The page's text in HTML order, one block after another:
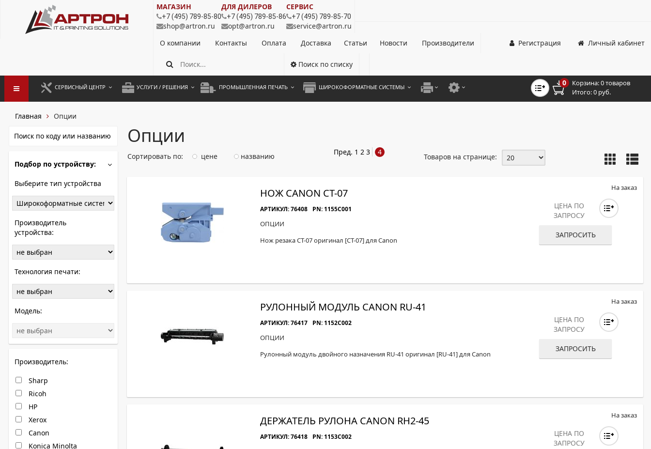
МАГАЗИН
+7 (495) 789-85-80
shop@artron.ru
ДЛЯ ДИЛЕРОВ
+7 (495) 789-85-86
opt@artron.ru
СЕРВИС
+7 (495) 789-85-70
service@artron.ru
О компании
Контакты Оплата Доставка Статьи Новости Производители Личный кабинет
Регистрация
Поиск по списку
СЕРВИСНЫЙ ЦЕНТР
РЕГЛАМЕНТНЫЕ РАБОТЫ
ПРОФИЛАКТИКА И ТО
РАЗОВЫЕ РЕМОНТЫ
УСЛУГИ / РЕШЕНИЯ
ПОКОПИЙНАЯ ПЕЧАТЬ
КОНТРОЛЬ ПЕЧАТИ
ПРОМЫШЛЕННАЯ ПЕЧАТЬ ШИРОКОФОРМАТНЫЕ СИСТЕМЫ
А4 МОНОХРОМНЫЕ
0 Корзина:0 товаров
Итого:0 руб.
Главная Опции
Подбор по устройству:
Выберите тип устройства
Производитель
устройства:
Технология печати:
Модель:
Производитель:
Sharp
Ricoh
HP
Xerox
Canon
Konica Minolta
Опции
Сортировать по: цене названию Пред. 1 2 3 4
Товаров на странице:
НОЖ CANON CT-07
АРТИКУЛ: 76408 PN: 1155C001
ОПЦИИ
Нож резака CT-07 оригинал [CT-07] для Canon
На заказ
ЦЕНА ПО
ЗАПРОСУ
ЗАПРОСИТЬ
РУЛОННЫЙ МОДУЛЬ CANON RU-41
АРТИКУЛ: 76417 PN: 1152C002
ОПЦИИ
Рулонный модуль двойного назначения RU-41 оригинал [RU-41] для Canon
На заказ
ЦЕНА ПО
ЗАПРОСУ
ЗАПРОСИТЬ
ДЕРЖАТЕЛЬ РУЛОНА CANON RH2-45
АРТИКУЛ: 76418 PN: 1153C002
На заказ
ЦЕНА ПО
ЗАПРОСУ